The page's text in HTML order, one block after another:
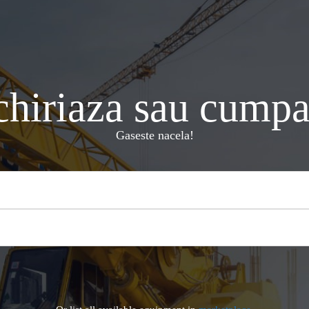
sau
Gaseste nacela!